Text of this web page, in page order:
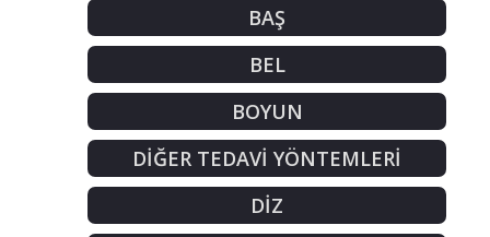
BAŞ
BEL
BOYUN
DİĞER TEDAVİ YÖNTEMLERİ
DİZ